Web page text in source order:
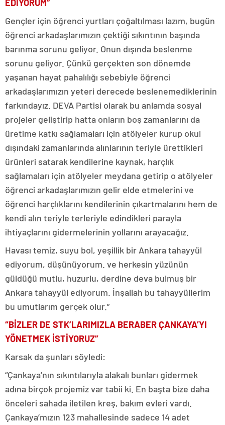
EDİYORUM”
Gençler için öğrenci yurtları çoğaltılması lazım, bugün
öğrenci arkadaşlarımızın çektiği sıkıntının başında
barınma sorunu geliyor. Onun dışında beslenme
sorunu geliyor. Çünkü gerçekten son dönemde
yaşanan hayat pahalılığı sebebiyle öğrenci
arkadaşlarımızın yeteri derecede beslenemediklerinin
farkındayız. DEVA Partisi olarak bu anlamda sosyal
projeler geliştirip hatta onların boş zamanlarını da
üretime katkı sağlamaları için atölyeler kurup okul
dışındaki zamanlarında alınlarının teriyle ürettikleri
ürünleri satarak kendilerine kaynak, harçlık
sağlamaları için atölyeler meydana getirip o atölyeler
öğrenci arkadaşlarımızın gelir elde etmelerini ve
öğrenci harçlıklarını kendilerinin çıkartmalarını hem de
kendi alın teriyle terleriyle edindikleri parayla
ihtiyaçlarını gidermelerinin yollarını arayacağız.
Havası temiz, suyu bol, yeşillik bir Ankara tahayyül
ediyorum, düşünüyorum. ve herkesin yüzünün
güldüğü mutlu, huzurlu, derdine deva bulmuş bir
Ankara tahayyül ediyorum. İnşallah bu tahayyüllerim
bu umutlarım gerçek olur.”
“BİZLER DE STK’LARIMIZLA BERABER ÇANKAYA’YI
YÖNETMEK İSTİYORUZ”
Karsak da şunları söyledi:
“Çankaya’nın sıkıntılarıyla alakalı bunları gidermek
adına birçok projemiz var tabii ki. En başta bize daha
önceleri sahada iletilen kreş, bakım evleri vardı.
Çankaya’mızın 123 mahallesinde sadece 14 adet